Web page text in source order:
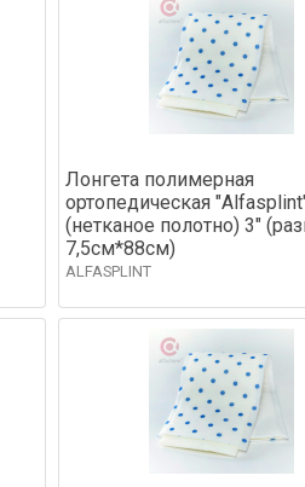
Лонгета полимерная
ортопедическая
(нетканое полотно) 3"
7,5см*88см)
ALFASPLINT